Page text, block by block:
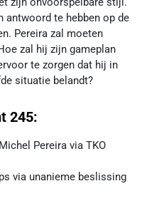
antwoord te hebben op de
Pereira zal moeten
zal hij zijn gameplan
te zorgen dat hij in
situatie belandt?
245:
Pereira via TKO
via unanieme beslissing